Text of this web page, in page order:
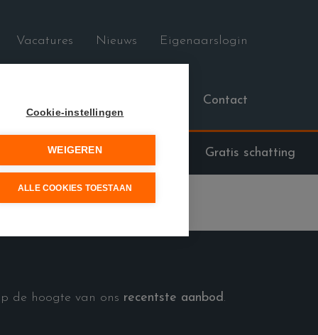
Vacatures Nieuws Eigenaarslogin
Contact
09/279.76.73 Gratis schatting
de hoogte van ons recentste aanbod.
Cookie-instellingen
WEIGEREN
ALLE COOKIES TOESTAAN